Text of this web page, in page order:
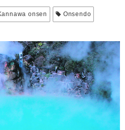
onsen Onsendo